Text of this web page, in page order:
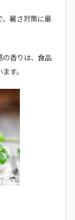
暑さ対策に最
の香りは、食品
す。